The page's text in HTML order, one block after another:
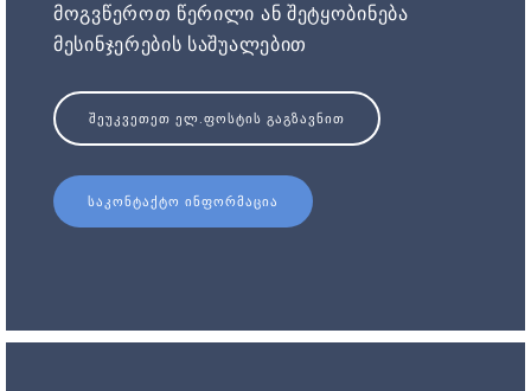
მოგვწეროთ წერილი ან შეტყობინება
მესინჯერების საშუალებით
ᲨᲔᲣᲙᲕᲔᲗᲔᲗ ᲔᲚ.ᲤᲝᲡᲢᲘᲡ ᲒᲐᲒᲖᲐᲕᲜᲘᲗ
ᲡᲐᲙᲝᲜᲢᲐᲥᲢᲝ ᲘᲜᲤᲝᲠᲛᲐᲪᲘᲐ